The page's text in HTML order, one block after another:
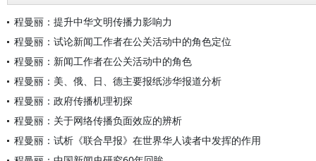
程曼丽：提升中华文明传播力影响力
程曼丽：试论新闻工作者在公关活动中的角色定位
程曼丽：新闻工作者在公关活动中的角色
程曼丽：美、俄、日、德主要报纸涉华报道分析
程曼丽：政府传播机理初探
程曼丽：关于网络传播负面效应的辨析
程曼丽：试析《联合早报》在世界华人读者中发挥的作用